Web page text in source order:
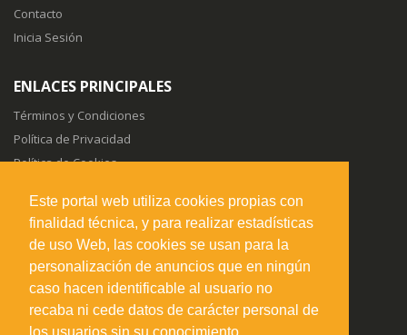
Este portal web utiliza cookies propias con
finalidad técnica, y para realizar estadísticas
de uso Web, las cookies se usan para la
personalización de anuncios que en ningún
caso hacen identificable al usuario no
recaba ni cede datos de carácter personal de
Contacto
Inicia Sesión
ENLACES PRINCIPALES
Términos y Condiciones
Política de Privacidad
Política de Cookies
SÍGUENOS EN